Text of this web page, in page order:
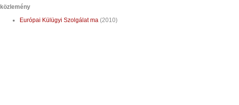
közlemény
Európai Külügyi Szolgálat ma (2010)